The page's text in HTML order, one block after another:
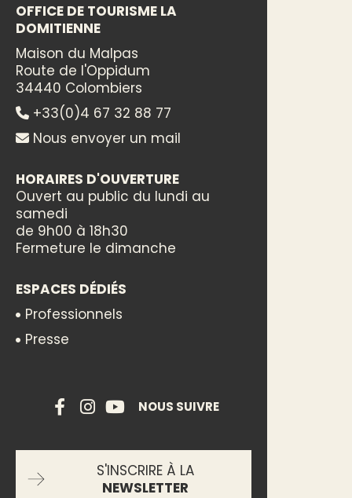
OFFICE DE TOURISME LA
DOMITIENNE
Maison du Malpas
Route de l'Oppidum
34440 Colombiers
+33(0)4 67 32 88 77
Nous envoyer un mail
HORAIRES D'OUVERTURE
Ouvert au public du lundi au
samedi
de 9h00 à 18h30
Fermeture le dimanche
ESPACES DÉDIÉS
Professionnels
Presse
NOUS SUIVRE
S'INSCRIRE À LA
NEWSLETTER